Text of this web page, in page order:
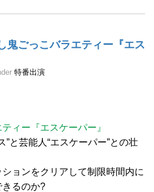
鬼ごっこバラエティー『エス
特番出演
ィー『エスケーパー』
”と芸能人“エスケーパー”との壮
ョンをクリアして制限時間内に
きるのか?